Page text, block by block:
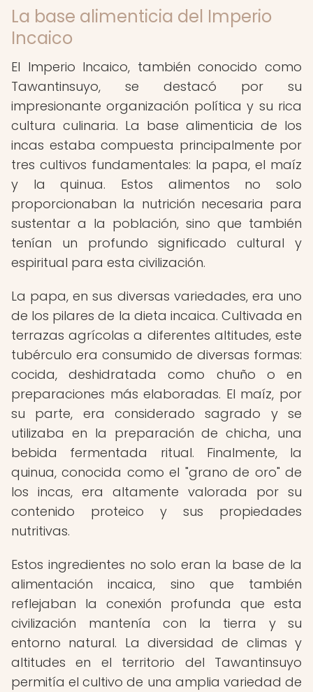
La base alimenticia del Imperio
Incaico
El Imperio Incaico, también conocido como
Tawantinsuyo, se destacó por su
impresionante organización política y su rica
cultura culinaria. La base alimenticia de los
incas estaba compuesta principalmente por
tres cultivos fundamentales: la papa, el maíz
y la quinua. Estos alimentos no solo
proporcionaban la nutrición necesaria para
sustentar a la población, sino que también
tenían un profundo significado cultural y
espiritual para esta civilización.
La papa, en sus diversas variedades, era uno
de los pilares de la dieta incaica. Cultivada en
terrazas agrícolas a diferentes altitudes, este
tubérculo era consumido de diversas formas:
cocida, deshidratada como chuño o en
preparaciones más elaboradas. El maíz, por
su parte, era considerado sagrado y se
utilizaba en la preparación de chicha, una
bebida fermentada ritual. Finalmente, la
quinua, conocida como el "grano de oro" de
los incas, era altamente valorada por su
contenido proteico y sus propiedades
nutritivas.
Estos ingredientes no solo eran la base de la
alimentación incaica, sino que también
reflejaban la conexión profunda que esta
civilización mantenía con la tierra y su
entorno natural. La diversidad de climas y
altitudes en el territorio del Tawantinsuyo
permitía el cultivo de una amplia variedad de